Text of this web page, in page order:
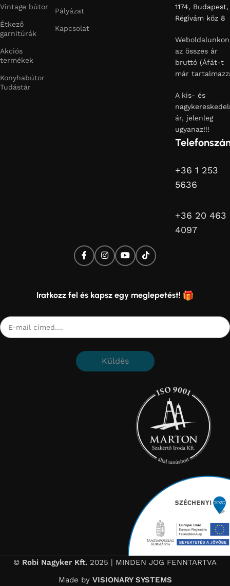
Vintage bútor
Étkező
garnitúrák
Akciós
termékek
Konyhabútor
Tudástár
Pályázat
Kapcsolat
1174, Budapest,
Régivám köz 8
Weboldalunkon
az összes ár
bruttó (Áfát-t
már
A kis- és
ár, jelenleg
ugyanaz!!!
+36 1 253
5636
+36 20 463
4097
Iratkozz fel és kapsz egy meglepetést!
Küldés
© Robi Nagyker Kft. 2025 | MINDEN JOG FENNTARTVA
Made by VISIONARY SYSTEMS